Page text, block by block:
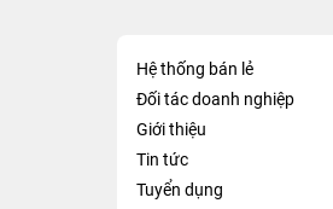
Hệ thống bán lẻ
Đối tác doanh nghiệp
Giới thiệu
Tin tức
Tuyển dụng